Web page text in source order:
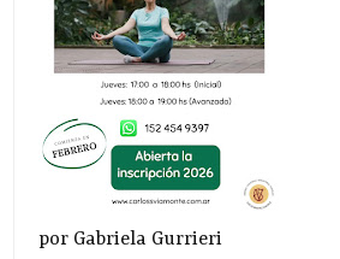
por Gabriela Gurrieri